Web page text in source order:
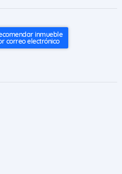
inmueble
correo electrónico